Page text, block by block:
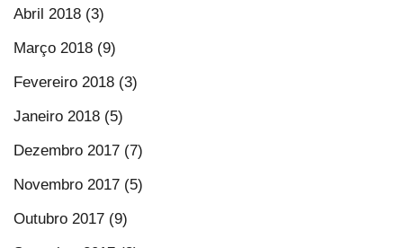
Abril 2018 (3)
Março 2018 (9)
Fevereiro 2018 (3)
Janeiro 2018 (5)
Dezembro 2017 (7)
Novembro 2017 (5)
Outubro 2017 (9)